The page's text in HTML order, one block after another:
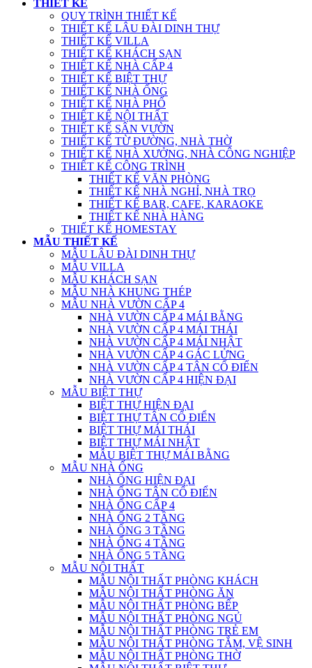
THIẾT KẾ
QUY TRÌNH THIẾT KẾ
THIẾT KẾ LÂU ĐÀI DINH THỰ
THIẾT KẾ VILLA
THIẾT KẾ KHÁCH SẠN
THIẾT KẾ NHÀ CẤP 4
THIẾT KẾ BIỆT THỰ
THIẾT KẾ NHÀ ỐNG
THIẾT KẾ NHÀ PHỐ
THIẾT KẾ NỘI THẤT
THIẾT KẾ SÂN VƯỜN
THIẾT KẾ TỪ ĐƯỜNG, NHÀ THỜ
THIẾT KẾ NHÀ XƯỞNG, NHÀ CÔNG NGHIỆP
THIẾT KẾ CÔNG TRÌNH
THIẾT KẾ VĂN PHÒNG
THIẾT KẾ NHÀ NGHỈ, NHÀ TRỌ
THIẾT KẾ BAR, CAFE, KARAOKE
THIẾT KẾ NHÀ HÀNG
THIẾT KẾ HOMESTAY
MẪU THIẾT KẾ
MẪU LÂU ĐÀI DINH THỰ
MẪU VILLA
MẪU KHÁCH SẠN
MẪU NHÀ KHUNG THÉP
MẪU NHÀ VƯỜN CẤP 4
NHÀ VƯỜN CẤP 4 MÁI BẰNG
NHÀ VƯỜN CẤP 4 MÁI THÁI
NHÀ VƯỜN CẤP 4 MÁI NHẬT
NHÀ VƯỜN CẤP 4 GÁC LỬNG
NHÀ VƯỜN CẤP 4 TÂN CỔ ĐIỂN
NHÀ VƯỜN CẤP 4 HIỆN ĐẠI
MẪU BIỆT THỰ
BIỆT THỰ HIỆN ĐẠI
BIỆT THỰ TÂN CỔ ĐIỂN
BIỆT THỰ MÁI THÁI
BIỆT THỰ MÁI NHẬT
MẪU BIỆT THỰ MÁI BẰNG
MẪU NHÀ ỐNG
NHÀ ỐNG HIỆN ĐẠI
NHÀ ỐNG TÂN CỔ ĐIỂN
NHÀ ỐNG CẤP 4
NHÀ ỐNG 2 TẦNG
NHÀ ỐNG 3 TẦNG
NHÀ ỐNG 4 TẦNG
NHÀ ỐNG 5 TẦNG
MẪU NỘI THẤT
MẪU NỘI THẤT PHÒNG KHÁCH
MẪU NỘI THẤT PHÒNG ĂN
MẪU NỘI THẤT PHÒNG BẾP
MẪU NỘI THẤT PHÒNG NGỦ
MẪU NỘI THẤT PHÒNG TRẺ EM
MẪU NỘI THẤT PHÒNG TẮM, VỆ SINH
MẪU NỘI THẤT PHÒNG THỜ